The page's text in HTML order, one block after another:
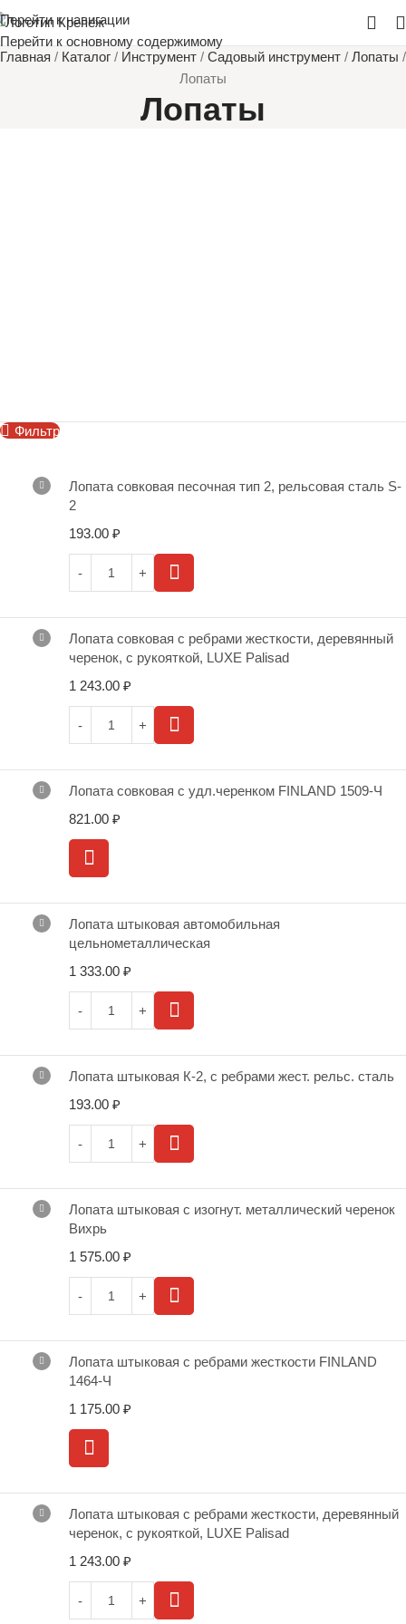
Перейти к навигации
Перейти к основному содержимому
Главная / Каталог / Инструмент / Садовый инструмент / Лопаты /
Лопаты
Лопаты
Фильтр
Лопата совковая песочная тип 2, рельсовая сталь S-
2
193.00 ₽
Лопата совковая с ребрами жесткости, деревянный
черенок, с рукояткой, LUXE Palisad
1 243.00 ₽
Лопата совковая с удл.черенком FINLAND 1509-Ч
821.00 ₽
Лопата штыковая автомобильная
цельнометаллическая
1 333.00 ₽
Лопата штыковая К-2, с ребрами жест. рельс. сталь
193.00 ₽
Лопата штыковая с изогнут. металлический черенок
Вихрь
1 575.00 ₽
Лопата штыковая с ребрами жесткости FINLAND
1464-Ч
1 175.00 ₽
Лопата штыковая с ребрами жесткости, деревянный
черенок, с рукояткой, LUXE Palisad
1 243.00 ₽